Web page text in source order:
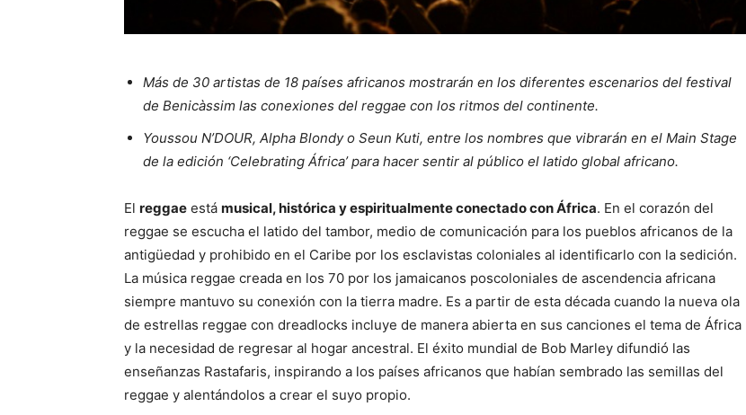
Más de 30 artistas de 18 países africanos mostrarán en los diferentes escenarios del festival
de Benicàssim las conexiones del reggae con los ritmos del continente.
Youssou N’DOUR, Alpha Blondy o Seun Kuti, entre los nombres que vibrarán en el Main Stage
de la edición ‘Celebrating África’ para hacer sentir al público el latido global africano.
El reggae está musical, histórica y espiritualmente conectado con África. En el corazón del
reggae se escucha el latido del tambor, medio de comunicación para los pueblos africanos de la
antigüedad y prohibido en el Caribe por los esclavistas coloniales al identificarlo con la sedición.
La música reggae creada en los 70 por los jamaicanos poscoloniales de ascendencia africana
siempre mantuvo su conexión con la tierra madre. Es a partir de esta década cuando la nueva ola
de estrellas reggae con dreadlocks incluye de manera abierta en sus canciones el tema de África
y la necesidad de regresar al hogar ancestral. El éxito mundial de Bob Marley difundió las
enseñanzas Rastafaris, inspirando a los países africanos que habían sembrado las semillas del
reggae y alentándolos a crear el suyo propio.